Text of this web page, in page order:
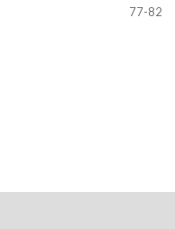
77-82